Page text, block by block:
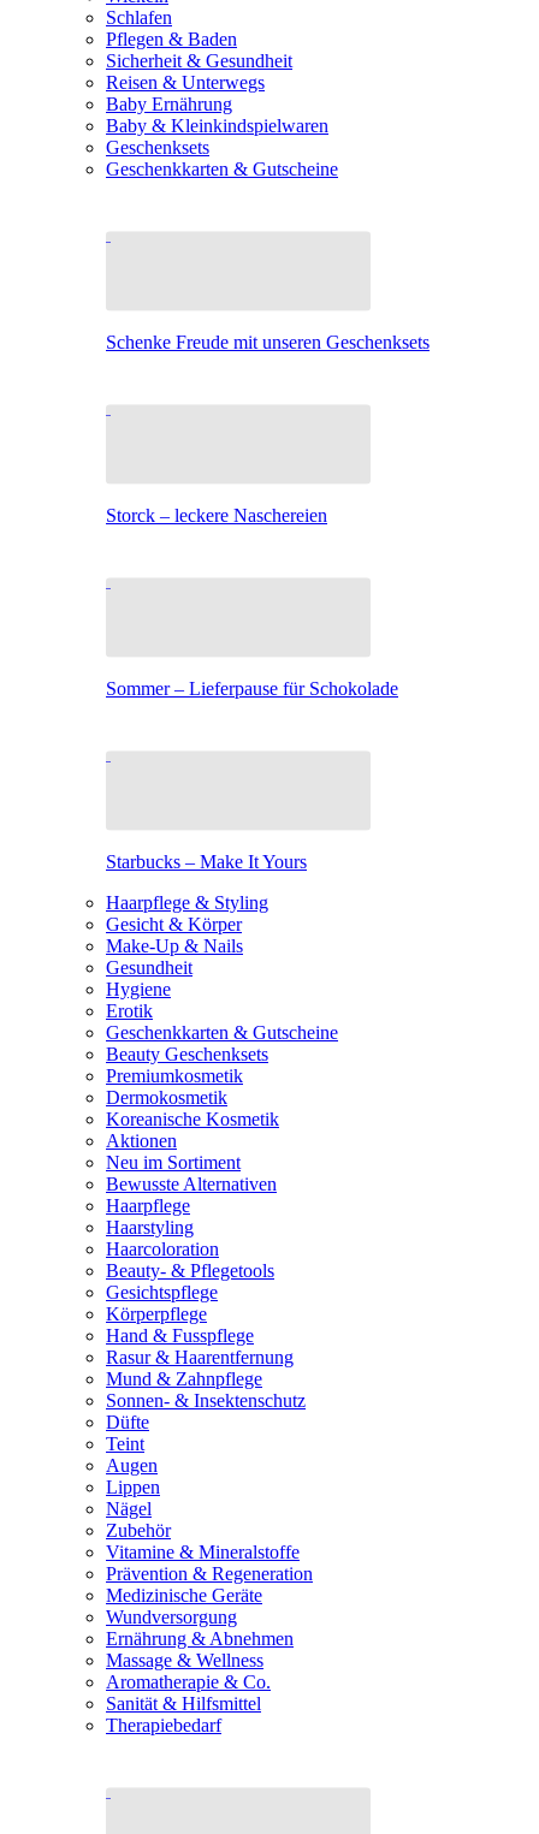
Schlafen
Pflegen & Baden
Sicherheit & Gesundheit
Reisen & Unterwegs
Baby Ernährung
Baby & Kleinkindspielwaren
Geschenksets
Geschenkkarten & Gutscheine
Schenke Freude mit unseren Geschenksets
Storck – leckere Naschereien
Sommer – Lieferpause für Schokolade
Starbucks – Make It Yours
Haarpflege & Styling
Gesicht & Körper
Make-Up & Nails
Gesundheit
Hygiene
Erotik
Geschenkkarten & Gutscheine
Beauty Geschenksets
Premiumkosmetik
Dermokosmetik
Koreanische Kosmetik
Aktionen
Neu im Sortiment
Bewusste Alternativen
Haarpflege
Haarstyling
Haarcoloration
Beauty- & Pflegetools
Gesichtspflege
Körperpflege
Hand & Fusspflege
Rasur & Haarentfernung
Mund & Zahnpflege
Sonnen- & Insektenschutz
Düfte
Teint
Augen
Lippen
Nägel
Zubehör
Vitamine & Mineralstoffe
Prävention & Regeneration
Medizinische Geräte
Wundversorgung
Ernährung & Abnehmen
Massage & Wellness
Aromatherapie & Co.
Sanität & Hilfsmittel
Therapiebedarf